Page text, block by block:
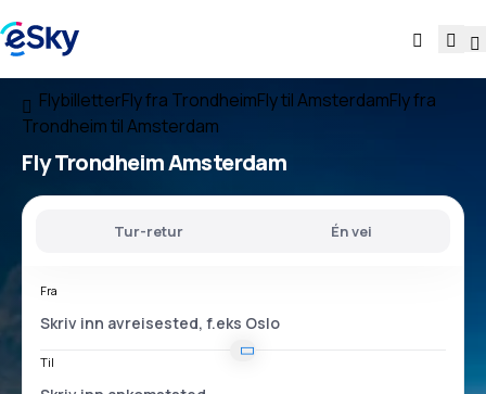
FlybilletterFly fra TrondheimFly til AmsterdamFly fra
Trondheim til Amsterdam
FlyTrondheim Amsterdam
Tur-retur Én vei
Fra
Til